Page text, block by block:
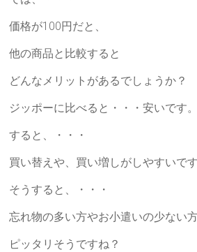
価格が100円だと、
他の商品と比較すると
どんなメリットがあるでしょうか？
ジッポーに比べると・・・安いです。
すると、・・・
買い替えや、買い増しがしやすいで
そうすると、・・・
忘れ物の多い方やお小遣いの少ない
ピッタリそうですね？